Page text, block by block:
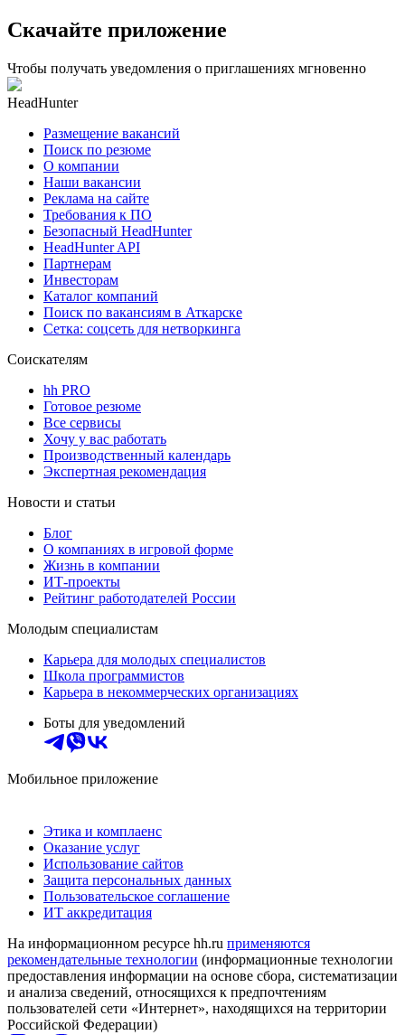
Скачайте приложение
Чтобы получать уведомления о приглашениях мгновенно
HeadHunter
Размещение вакансий
Поиск по резюме
О компании
Наши вакансии
Реклама на сайте
Требования к ПО
Безопасный HeadHunter
HeadHunter API
Партнерам
Инвесторам
Каталог компаний
Поиск по вакансиям в Аткарске
Сетка: соцсеть для нетворкинга
Соискателям
hh PRO
Готовое резюме
Все сервисы
Хочу у вас работать
Производственный календарь
Экспертная рекомендация
Новости и статьи
Блог
О компаниях в игровой форме
Жизнь в компании
ИТ-проекты
Рейтинг работодателей России
Молодым специалистам
Карьера для молодых специалистов
Школа программистов
Карьера в некоммерческих организациях
Боты для уведомлений
Мобильное приложение
Этика и комплаенс
Оказание услуг
Использование сайтов
Защита персональных данных
Пользовательское соглашение
ИТ аккредитация
На информационном ресурсе hh.ru применяются
рекомендательные технологии (информационные технологии
предоставления информации на основе сбора, систематизации
и анализа сведений, относящихся к предпочтениям
пользователей сети «Интернет», находящихся на территории
Российской Федерации)